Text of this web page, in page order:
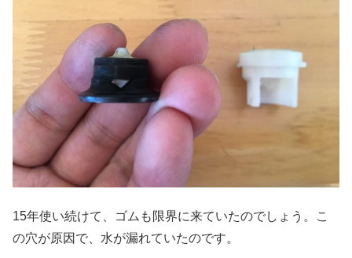
15年使い続けて、ゴムも限界に来ていたのでしょう。こ
の穴が原因で、水が漏れていたのです。